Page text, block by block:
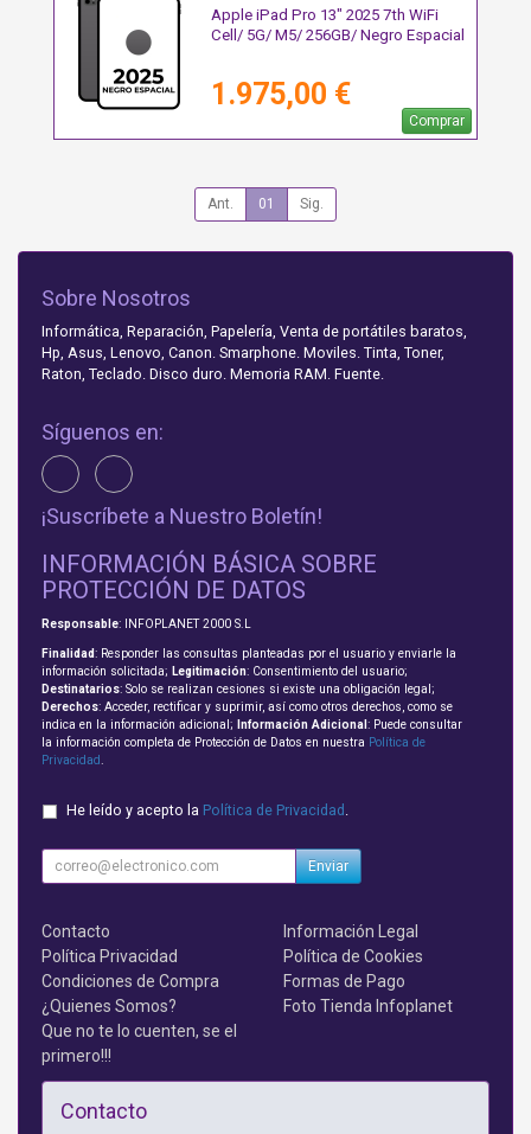
Apple iPad Pro 13" 2025 7th WiFi
Cell/ 5G/ M5/ 256GB/ Negro Espacial
1.975,00 €
Comprar
Ant. 01 Sig.
Sobre Nosotros
Informática, Reparación, Papelería, Venta de portátiles baratos,
Hp, Asus, Lenovo, Canon. Smarphone. Moviles. Tinta, Toner,
Raton, Teclado. Disco duro. Memoria RAM. Fuente.
Síguenos en:
¡Suscríbete a Nuestro Boletín!
INFORMACIÓN BÁSICA SOBRE
PROTECCIÓN DE DATOS
Responsable: INFOPLANET 2000 S.L
Finalidad: Responder las consultas planteadas por el usuario y enviarle la
información solicitada; Legitimación: Consentimiento del usuario;
Destinatarios: Solo se realizan cesiones si existe una obligación legal;
Derechos: Acceder, rectificar y suprimir, así como otros derechos, como se
indica en la información adicional;
Información Adicional : Puede consultar
la información completa de Protección de Datos en nuestra Política de
Privacidad
He leído y acepto la Política de Privacidad .
Enviar
Contacto
Información Legal
Política Privacidad
Política de Cookies
Condiciones de Compra
Formas de Pago
¿Quienes Somos?
Foto Tienda Infoplanet
Que no te lo cuenten, se el
primero!!!
Contacto